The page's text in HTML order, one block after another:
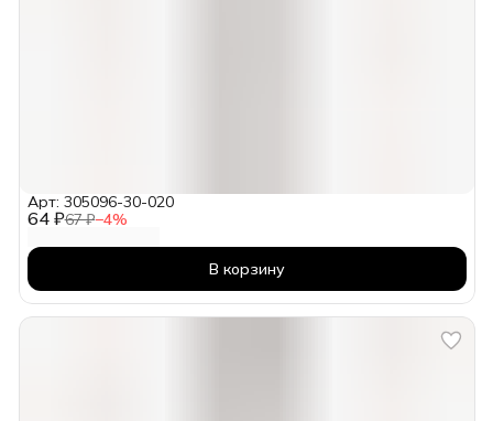
64 ₽67 ₽−4%
Арт: 305096-30-020
В корзину